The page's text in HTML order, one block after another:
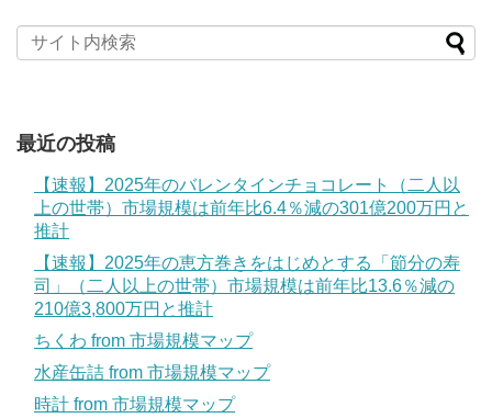
最近の投稿
【速報】2025年のバレンタインチョコレート（二人以
上の世帯）市場規模は前年比6.4％減の301億200万円と
推計
【速報】2025年の恵方巻きをはじめとする「節分の寿
司」（二人以上の世帯）市場規模は前年比13.6％減の
210億3,800万円と推計
ちくわ from 市場規模マップ
水産缶詰 from 市場規模マップ
時計 from 市場規模マップ